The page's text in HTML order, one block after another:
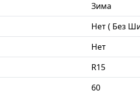
Зима
Нет ( Без
Нет
R15
60